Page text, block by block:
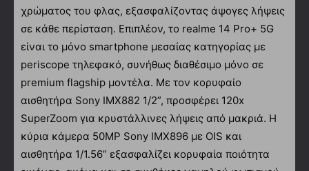
χρώματος του φλας, εξασφαλίζοντας άψογες λήψεις
σε κάθε περίσταση. Επιπλέον, το realme 14 Pro+ 5G
είναι το μόνο smartphone μεσαίας κατηγορίας με
periscope τηλεφακό, συνήθως διαθέσιμο μόνο σε
premium flagship μοντέλα. Με τον κορυφαίο
αισθητήρα Sony IMX882 1/2”, προσφέρει 120x
SuperZoom για κρυστάλλινες λήψεις από μακριά. Η
κύρια κάμερα 50MP Sony IMX896 με OIS και
αισθητήρα 1/1.56” εξασφαλίζει κορυφαία ποιότητα